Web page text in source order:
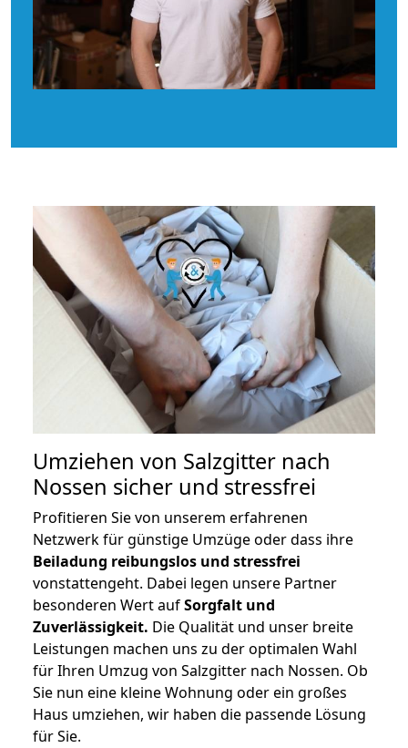
Umziehen von Salzgitter nach
Nossen sicher und stressfrei
Profitieren Sie von unserem erfahrenen
Netzwerk für günstige Umzüge oder dass ihre
Beiladung reibungslos und stressfrei
vonstattengeht. Dabei legen unsere Partner
besonderen Wert aufSorgfalt und
Zuverlässigkeit. Die Qualität und unser breite
Leistungen machen uns zu der optimalen Wahl
für Ihren Umzug von Salzgitter nach Nossen. Ob
Sie nun eine kleine Wohnung oder ein großes
Haus umziehen, wir haben die passende Lösung
für Sie.